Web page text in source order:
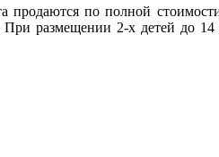
по полной
размещении 2-х детей до